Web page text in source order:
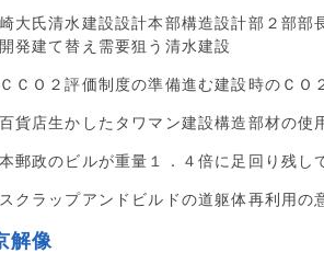
崎大氏清水建設設計本部構造設計部２部部
発建て替え需要狙う清水建設
ＣＣＯ２評価制度の準備進む建設時のＣＯ
百貨店生かしたタワマン建設構造部材の使
本郵政のビルが重量１．４倍に足回り残し
スクラップアンドビルドの道躯体再利用の
解像